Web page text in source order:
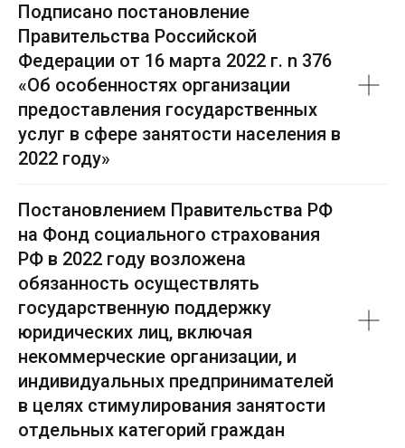
Подписано постановление
Правительства Российской
Федерации от 16 марта 2022 г. n 376
«Об особенностях организации
предоставления государственных
услуг в сфере занятости населения в
2022 году»
Постановлением Правительства РФ
на Фонд социального страхования
РФ в 2022 году возложена
обязанность осуществлять
государственную поддержку
юридических лиц, включая
некоммерческие организации, и
индивидуальных предпринимателей
в целях стимулирования занятости
отдельных категорий граждан